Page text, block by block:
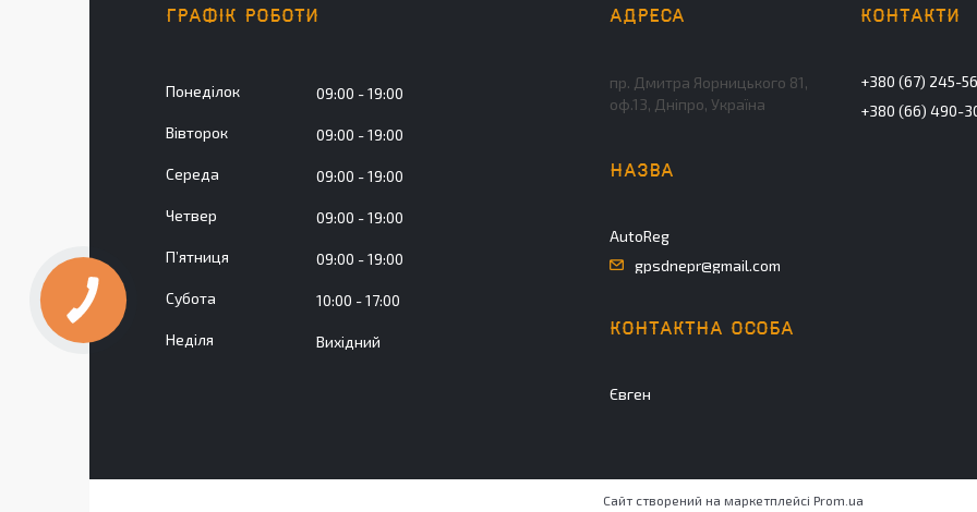
ГРАФІК РОБОТИ
Понеділок 09:00 19:00
Вівторок 09:00 19:00
Середа 09:00 19:00
Четвер 09:00 19:00
Пʼятниця 09:00 19:00
Субота 10:00 17:00
Неділя Вихідний
пр. Дмитра Яорницького 81,
оф.13, Дніпро, Україна
AutoReg
gpsdnepr@gmail.com
Євген
+380 (67) 245-
+380 (66) 490-
Сайт створений на маркетплейсі Prom.ua